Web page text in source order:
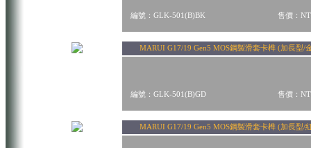
編號：GLK-501(B)BK 售價：
MARUI G17/19 Gen5 MOS鋼製滑套卡榫 (加長型/
編號：GLK-501(B)GD 售價：
MARUI G17/19 Gen5 MOS鋼製滑套卡榫 (加長型/